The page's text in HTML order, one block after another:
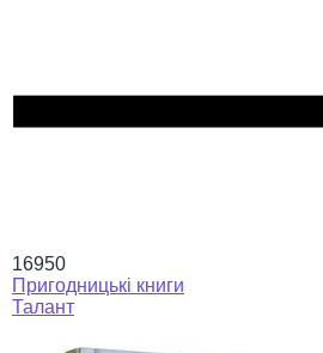
16950
Пригодницькі книги
Талант